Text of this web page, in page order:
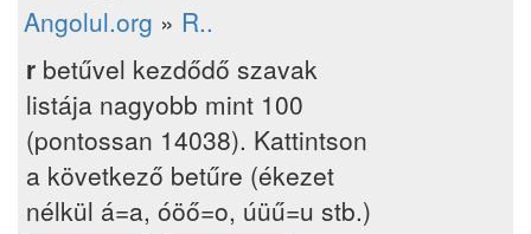
Angolul.org » R..
r betűvel kezdődő szavak
listája nagyobb mint 100
(pontossan 14038). Kattintson
a következő betűre (ékezet
nélkül á=a, óöő=o, úüű=u stb.)